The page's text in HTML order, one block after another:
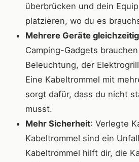
überbrücken und dein
platzieren, wo du es
Mehrere Geräte
Camping-Gadgets
Beleuchtung, der
Eine Kabeltrommel mit
sorgt dafür, dass du nicht
musst.
Mehr Sicherheit: Verlegte
Kabeltrommel sind ein
Kabeltrommel hilft dir, die